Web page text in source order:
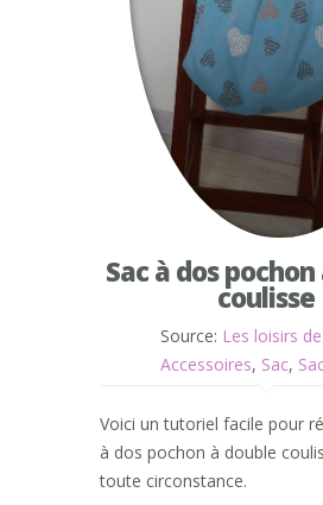
Sac à dos
coulisse
Source: Les loisirs
Accessoires, Sac,
Voici un tutoriel facile pour
à dos pochon à double
toute circonstance.